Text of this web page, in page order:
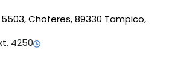
Choferes, 89330 Tampico,
4250